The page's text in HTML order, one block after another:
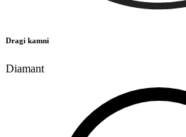
Dragi kamni
Diamant